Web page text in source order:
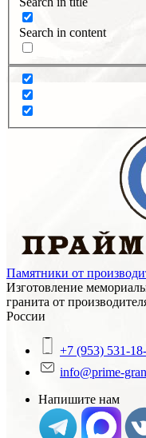
Search in content
Памятники от
Изготовление
гранита от
России
+7 (953) 531-
info@prime-
Напишите нам